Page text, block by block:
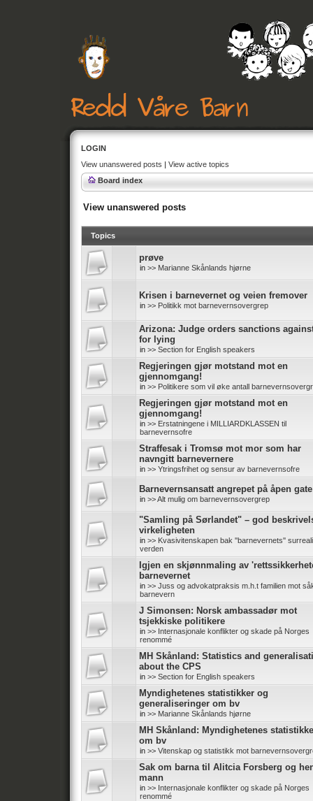
LOGIN
View unanswered posts | View active topics
Board index
View unanswered posts
Topics
prøve
in >> Marianne Skånlands hjørne
Krisen i barnevernet og veien fremover
in >> Politikk mot barnevernsovergrep
Arizona: Judge orders sanctions
for lying
in >> Section for English speakers
Regjeringen gjør motstand mot en
gjennomgang!
in >> Politikere som vil øke antall
Regjeringen gjør motstand mot en
gjennomgang!
in >> Erstatningene i MILLIARDKLASSEN til
barnevernsofre
Straffesak i Tromsø mot mor som har
navngitt barnevernere
in >> Ytringsfrihet og sensur av barnevernsofre
Barnevernsansatt angrepet på åpen gate
in >> Alt mulig om barnevernsovergrep
"Samling på Sørlandet" – god
virkeligheten
in >> Kvasivitenskapen bak ''barnevernets''
verden
Igjen en skjønnmaling av
barnevernet
in >> Juss og advokatpraksis m.h.t familien mot
barnevern
J Simonsen: Norsk ambassadør mot
tsjekkiske politikere
in >> Internasjonale konflikter og skade på Norges
renommé
MH Skånland: Statistics and
about the CPS
in >> Section for English speakers
Myndighetenes statistikker og
generaliseringer om bv
in >> Marianne Skånlands hjørne
MH Skånland: Myndighetenes
om bv
in >> Vitenskap og statistikk mot
Sak om barna til Alitcia Forsberg og
mann
in >> Internasjonale konflikter og skade på Norges
renommé